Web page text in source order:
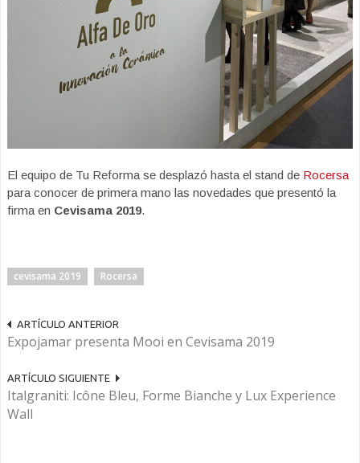
El equipo de Tu Reforma se desplazó hasta el stand de Rocersa
para conocer de primera mano las novedades que presentó la
firma en Cevisama 2019.
cevisama 2019 Rocersa
ARTÍCULO ANTERIOR
Expojamar presenta Mooi en Cevisama 2019
ARTÍCULO SIGUIENTE
Italgraniti: Icône Bleu, Forme Bianche y Lux Experience
Wall